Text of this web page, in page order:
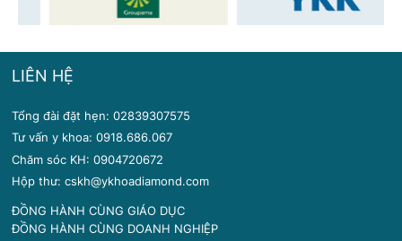
LIÊN HỆ
Tổng đài đặt hẹn: 02839307575
Tư vấn y khoa: 0918.686.067
Chăm sóc KH: 0904720672
Hộp thư: cskh@ykhoadiamond.com
ĐỒNG HÀNH CÙNG GIÁO DỤC
ĐỒNG HÀNH CÙNG DOANH NGHIỆP